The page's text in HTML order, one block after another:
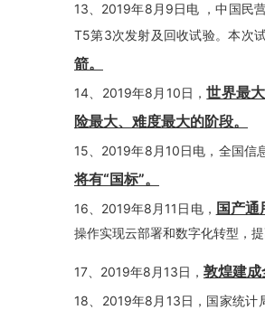
13、2019年8月9日电 ，中国民
T5第3次发射及回收试验。本次
箭。
14、2019年8月10日，世界最
险最大、难度最大的阶段。
15、2019年8月10日电，全国信
将有“国标”。
16、2019年8月11日电， 国产通
操作实现云部署和数字化转型，提
17、2019年8月13日， 敦煌建
18、2019年8月13日，国家统计